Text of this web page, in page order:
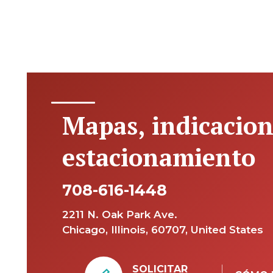
Mapas,
estacionamiento
708-616-1448
2211 N. Oak Park Ave.
Chicago, Illinois, 60707, United States
SOLICITAR